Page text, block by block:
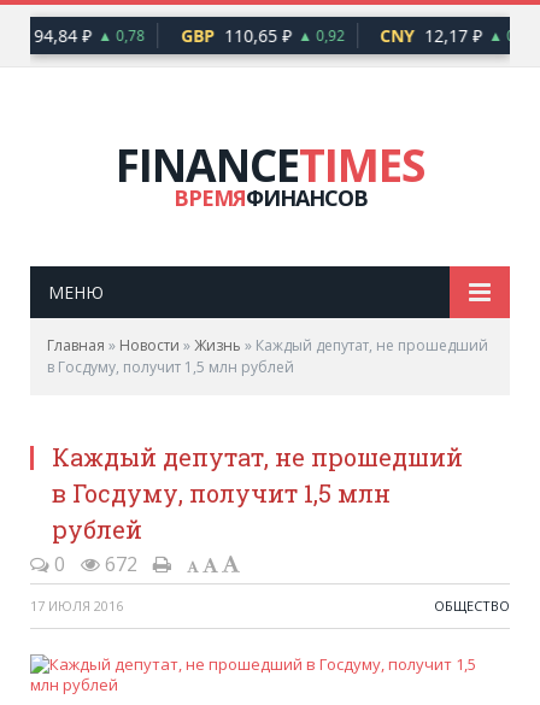
94,84 ₽ ▲ 0,78 GBP 110,65 ₽ ▲ 0,92 CNY 12,17 ₽ ▲ 0,10
FINANCETIMES
ВРЕМЯФИНАНСОВ
МЕНЮ
Главная » Новости »Жизнь » Каждый депутат, не прошедший
в Госдуму, получит 1,5 млн рублей
Каждый депутат, не прошедший
в Госдуму, получит 1,5 млн
рублей
0 672
17 ИЮЛЯ 2016 ОБЩЕСТВО